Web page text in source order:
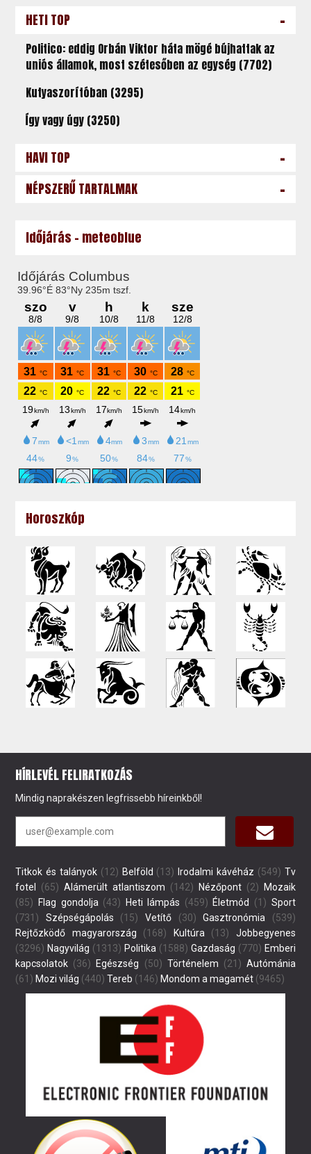
HETI TOP -
Politico: eddig Orbán Viktor háta mögé bújhattak az
uniós államok, most szétesőben az egység (7702)
Kutyaszorítóban (3295)
Így vagy úgy (3250)
HAVI TOP -
NÉPSZERŰ TARTALMAK -
Időjárás - meteoblue
Horoszkóp
HÍRLEVÉL FELIRATKOZÁS
Mindig naprakészen legfrissebb híreinkből!
Titkok és talányok (12) Belföld (13) Irodalmi kávéház (549) Tv
fotel
(65) Alámerült atlantiszom (142) Nézőpont(2)
Mozaik
(85)
Flag gondolja (43) Heti lámpás (459) Életmód (1) Sport
(731)
Szépségápolás (15) Vetítő (30) Gasztronómia (539)
Rejtőzködő magyarország (168) Kultúra (13)
Jobbegyenes
(3296) Nagyvilág (1313) Politika (1588) Gazdaság (770) Emberi
kapcsolatok (36) Egészség (50) Történelem (21) Autómánia
(61) Mozi világ (440) Tereb (146) Mondom a magamét (9465)